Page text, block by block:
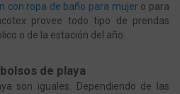
con ropa de baño para mujero para
provee todo tipo de prendas
o de la estación del año.
de playa
son iguales. Dependiendo de las